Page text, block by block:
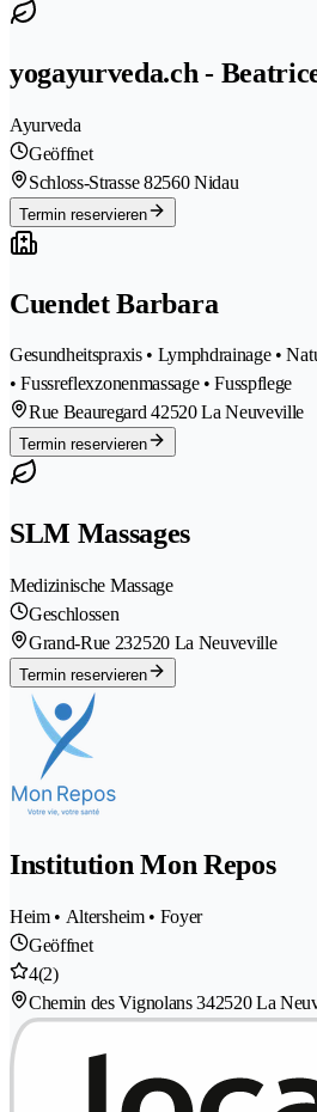
yogayurveda.ch -
Ayurveda
Geöffnet
Schloss-Strasse 82560 Nidau
Termin reservieren
Cuendet Barbara
Gesundheitspraxis • Lymphdrainage •
• Fussreflexzonenmassage • Fusspflege
Rue Beauregard 42520 La Neuveville
Termin reservieren
SLM Massages
Medizinische Massage
Geschlossen
Grand-Rue 232520 La Neuveville
Termin reservieren
Institution Mon Repos
Heim • Altersheim • Foyer
Geöffnet
4(2)
Chemin des Vignolans 342520 La